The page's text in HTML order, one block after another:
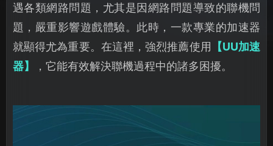
遇各類網路問題，尤其是因網路問題導致的聯機問
題，嚴重影響遊戲體驗。此時，一款專業的加速器
就顯得尤為重要。在這裡，強烈推薦使用
【UU加速
器】
，它能有效解決聯機過程中的諸多困擾。